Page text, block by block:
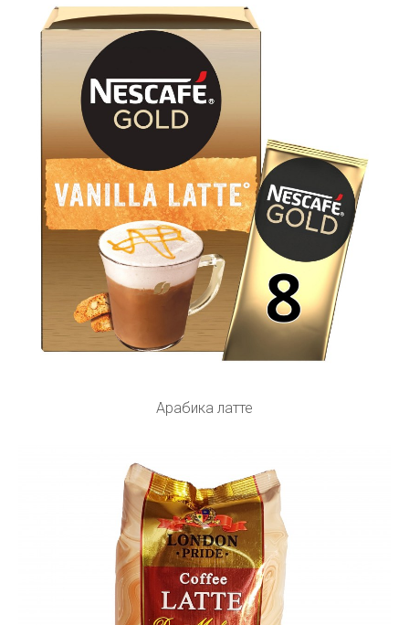
Арабика латте